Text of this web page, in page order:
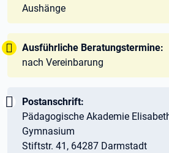
Aushänge
Tipp:
Ausführliche Beratungstermine:
nach Vereinbarung
Wichtig:
Postanschrift:
Pädagogische Akademie
Gymnasium
Stiftstr. 41, 64287 Darmstadt